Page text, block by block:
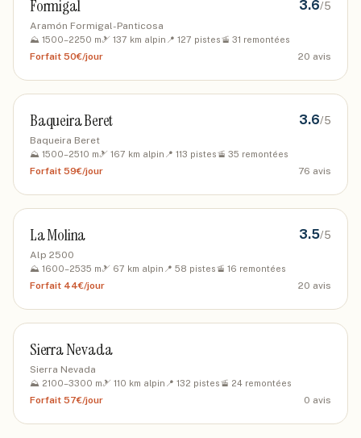
Formigal
Aramón Formigal-Panticosa
3.6/5
⛰️ 1500–2250 m🎿 137 km alpin 📍 127 pistes🚡 31 remontées
Forfait 50€/jour 20 avis
Baqueira Beret
Baqueira Beret
3.6/5
⛰️ 1500–2510 m🎿 167 km alpin 📍 113 pistes🚡 35 remontées
Forfait 59€/jour 76 avis
La Molina
Alp 2500
3.5/5
⛰️ 1600–2535 m🎿 67 km alpin 📍 58 pistes🚡 16 remontées
Forfait 44€/jour 20 avis
Sierra Nevada
Sierra Nevada
⛰️ 2100–3300 m🎿 110 km alpin 📍 132 pistes🚡 24 remontées
Forfait 57€/jour 0 avis